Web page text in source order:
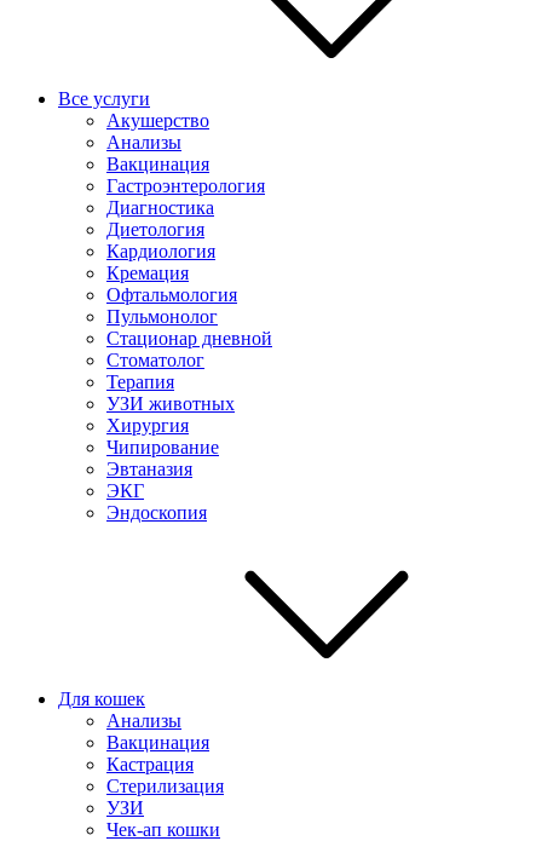
Все услуги
Акушерство
Анализы
Вакцинация
Гастроэнтерология
Диагностика
Диетология
Кардиология
Кремация
Офтальмология
Пульмонолог
Стационар дневной
Стоматолог
Терапия
УЗИ животных
Хирургия
Чипирование
Эвтаназия
ЭКГ
Эндоскопия
Для кошек
Анализы
Вакцинация
Кастрация
Стерилизация
УЗИ
Чек-ап кошки